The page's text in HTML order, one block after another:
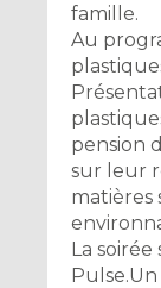
famille.
Au
pension
sur leur
matières
La